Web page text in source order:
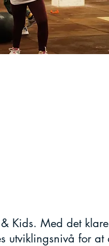
& Kids. Med det
utviklingsnivå for at